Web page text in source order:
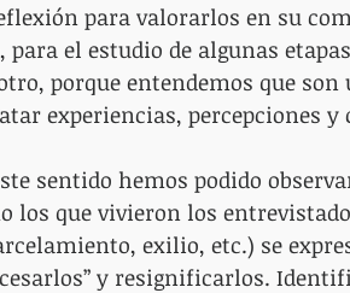
para valorarlos en su
para el estudio de algunas
porque entendemos que
experiencias, percepciones
sentido hemos podido
los que vivieron los
exilio, etc.) se
y resignificarlos.